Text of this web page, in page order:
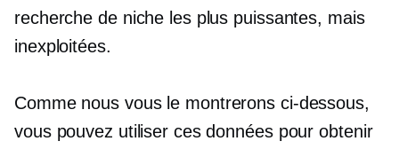
recherche de niche les plus puissantes, mais
inexploitées.
Comme nous vous le montrerons ci-dessous,
vous pouvez utiliser ces données pour obtenir